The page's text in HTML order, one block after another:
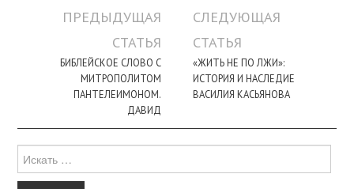
Навигация
записи
ПРЕДЫДУЩАЯ
СТАТЬЯ
БИБЛЕЙСКОЕ СЛОВО С
МИТРОПОЛИТОМ
ПАНТЕЛЕИМОНОМ.
ДАВИД
СЛЕДУЮЩАЯ
СТАТЬЯ
«ЖИТЬ НЕ ПО ЛЖИ»:
ИСТОРИЯ И НАСЛЕДИЕ
ВАСИЛИЯ КАСЬЯНОВА
для: